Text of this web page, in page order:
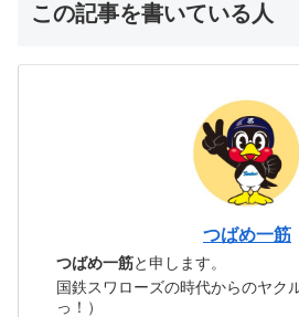
この記事を書いている人
つばめ一筋
つばめ一筋と申します。
国鉄スワローズの時代からのヤク
っ！）